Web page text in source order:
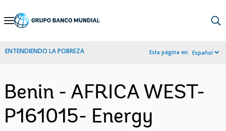
Skip
Navigation
ENTENDIENDO LA POBREZA Esta página en: Español
Benin - AFRICA WEST-
P161015- Energy